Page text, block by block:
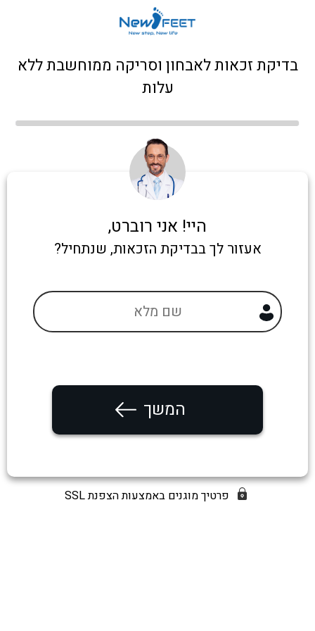
בדיקת זכאות לאבחון וסריקה ממוחשבת ללא
עלות
היי! אני רוברט,
אעזור לך בבדיקת הזכאות, שנתחיל?
המשך
פרטיך מוגנים באמצעות הצפנת SSL